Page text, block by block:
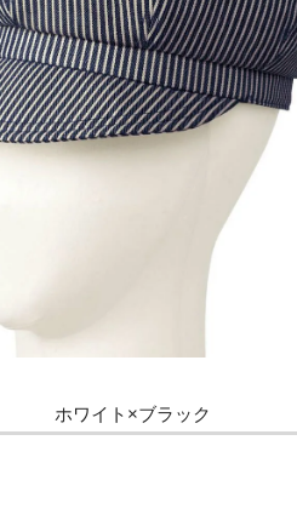
ホワイト×ブラック